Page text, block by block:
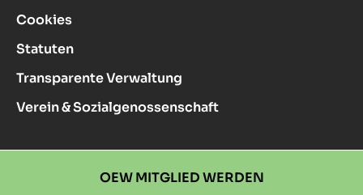
Cookies
Statuten
Transparente Verwaltung
Verein & Sozialgenossenschaft
OEW MITGLIED WERDEN